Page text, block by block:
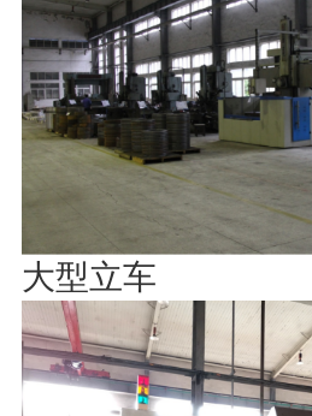
大型立车